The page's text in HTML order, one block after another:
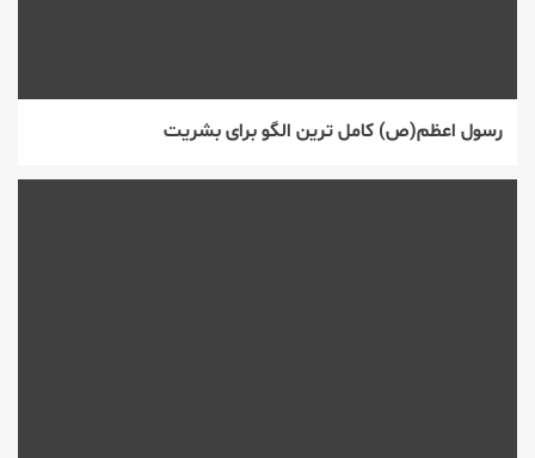
رسول اعظم(ص) كامل ترین الگو برای بشریت